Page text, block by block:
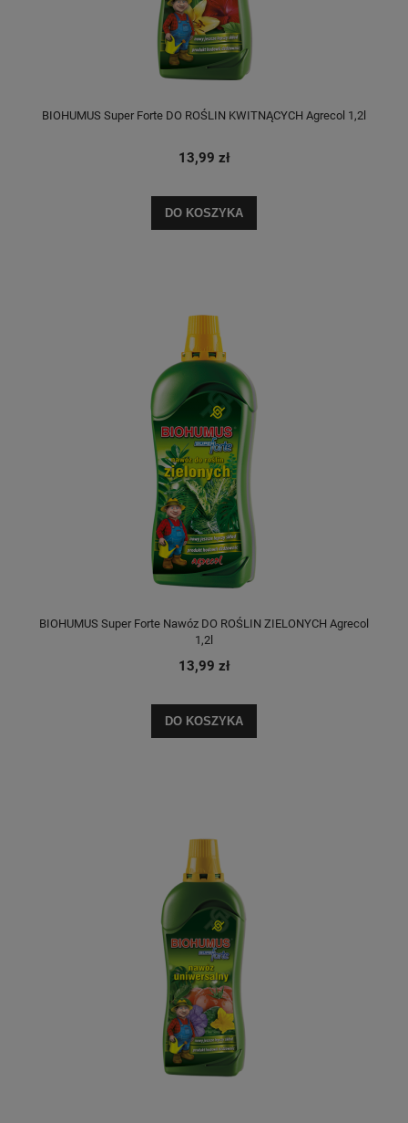
BIOHUMUS Super Forte DO ROŚLIN KWITNĄCYCH Agrecol 1,2l
13,99 zł
DO KOSZYKA
BIOHUMUS Super Forte Nawóz DO ROŚLIN ZIELONYCH Agrecol
1,2l
13,99 zł
DO KOSZYKA